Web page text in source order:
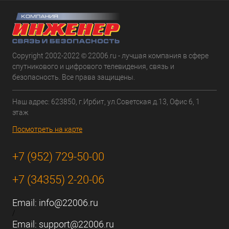
Copyright 2002-2022 © 22006.ru - лучшая компания в сфере
спутникового и цифрового телевидения, связь и
безопасность. Все права защищены.
Наш адрес: 623850, г.Ирбит, ул.Советская д.13, Офис 6, 1
этаж
Посмотреть на карте
+7 (952) 729-50-00
+7 (34355) 2-20-06
Email: info@22006.ru
/
Email: support@22006.ru